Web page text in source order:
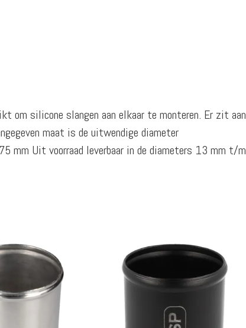
om silicone slangen aan elkaar te monteren. Er zit aan
maat is de uitwendige diameter
mm Uit voorraad leverbaar in de diameters 13 mm t/m